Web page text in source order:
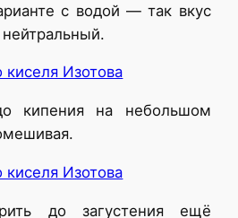
с водой — так вкус
кипения на небольшом
до загустения ещё